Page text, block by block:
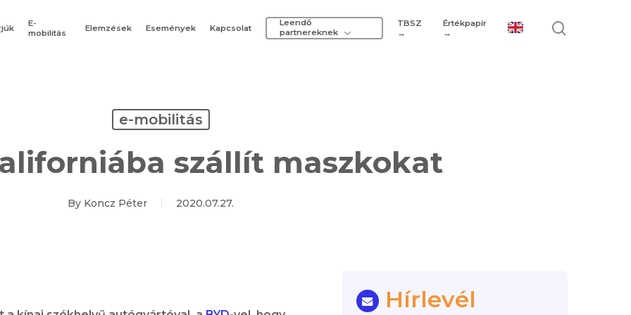
E-
mobilitás
Elemzések Események Kapcsolat
Leendő
partnereknek
TBSZ
→
Értékpapír
→
e-mobilitás
szállít maszkokat
By Koncz Péter 2020.07.27.
Hírlevél